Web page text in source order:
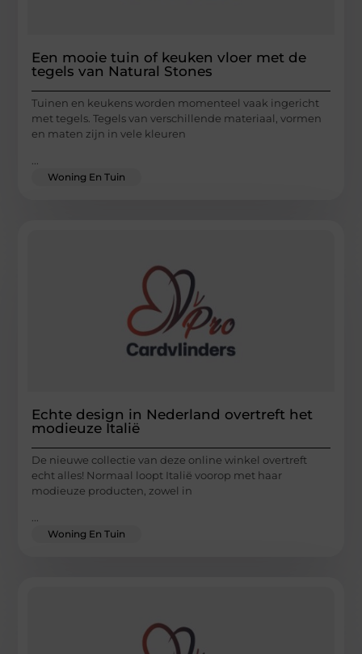
Een mooie tuin of keuken vloer met de
tegels van Natural Stones
Tuinen en keukens worden momenteel vaak ingericht
met tegels. Tegels van verschillende materiaal, vormen
en maten zijn in vele kleuren
Woning En Tuin
Echte design in Nederland overtreft het
modieuze Italië
De nieuwe collectie van deze online winkel overtreft
echt alles! Normaal loopt Italië voorop met haar
modieuze producten, zowel in
...
Woning En Tuin